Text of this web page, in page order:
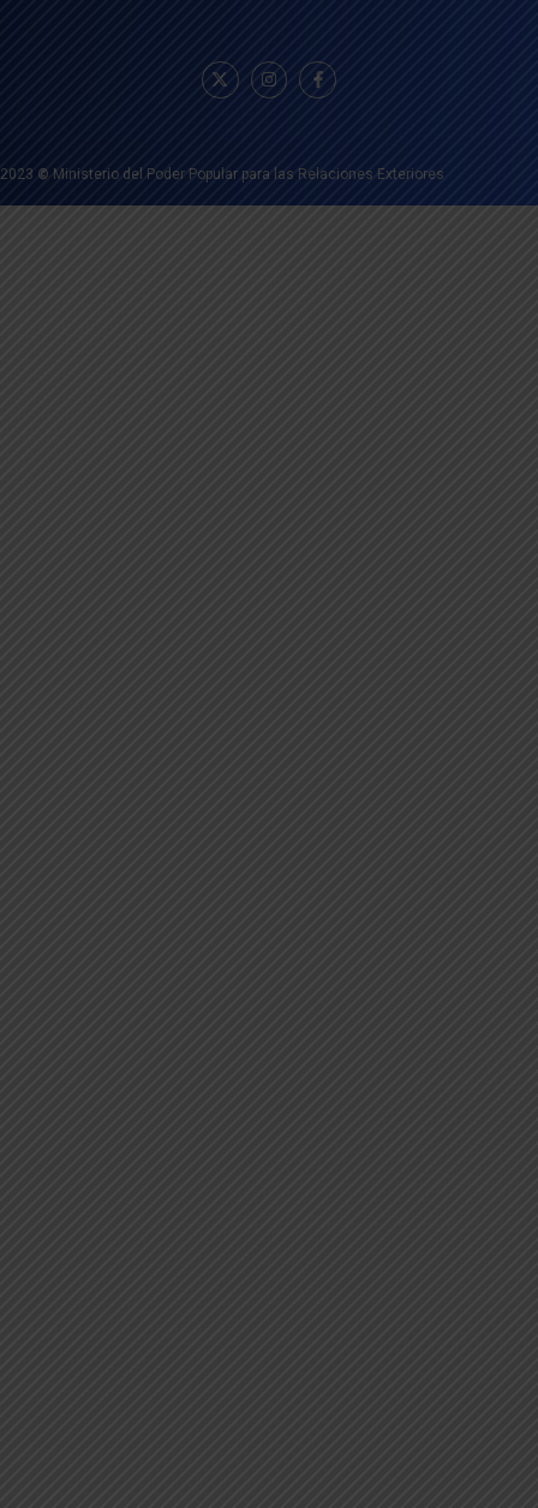
2023 © Ministerio del Poder Popular para las Relaciones Exteriores